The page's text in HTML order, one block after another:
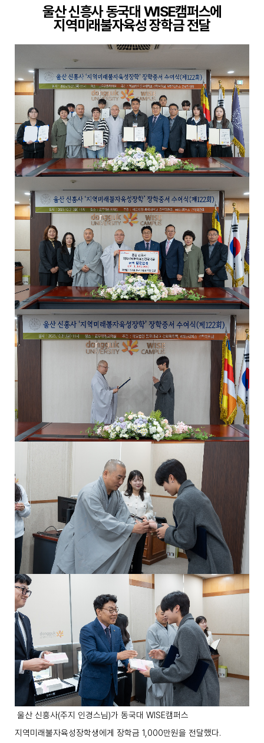
울산 신흥사 동국대 WISE캠퍼스에
지역미래불자육성 장학금 전달
울산 신흥사(주지 인경스님)가 동국대 WISE캠퍼스
지역미래불자육성장학생에게 장학금 1,000만원을 전달했다.